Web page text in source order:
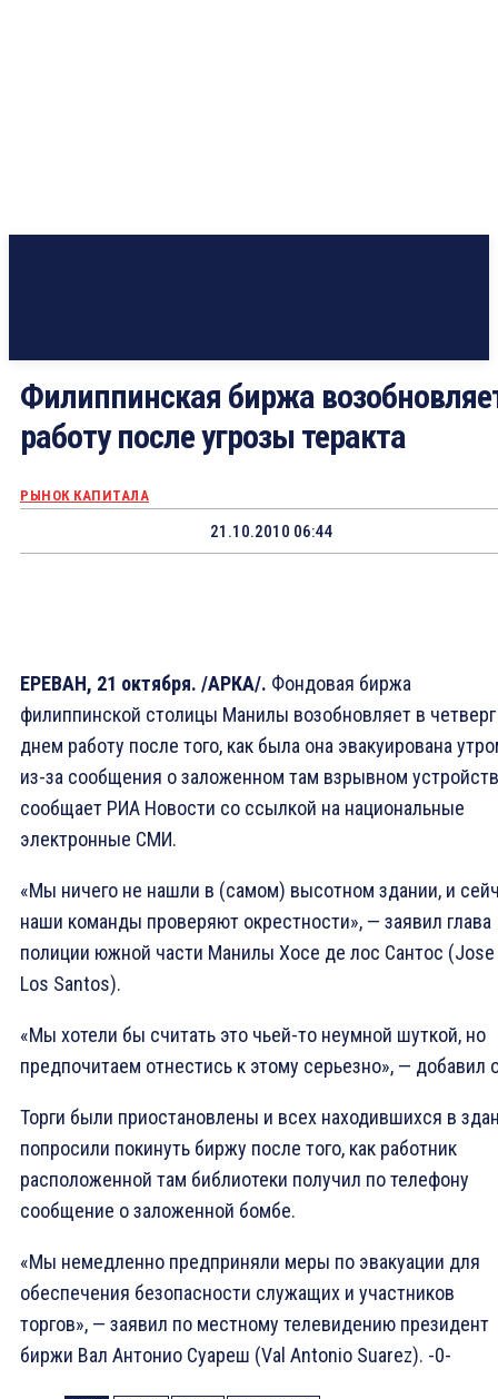
Филиппинская биржа
работу после угрозы теракта
РЫНОК КАПИТАЛА
21.10.2010 06:44
ЕРЕВАН, 21 октября. /АРКА/. Фондовая биржа
филиппинской столицы Манилы возобновляет в четверг
днем работу после того, как была она эвакуирована
из-за сообщения о заложенном там взрывном
сообщает РИА Новости со ссылкой на национальные
электронные СМИ.
«Мы ничего не нашли в (самом) высотном здании, и
наши команды проверяют окрестности», — заявил глава
полиции южной части Манилы Хосе де лос Сантос (Jose
Los Santos).
«Мы хотели бы считать это чьей-то неумной шуткой, но
предпочитаем отнестись к этому серьезно», — добавил
Торги были приостановлены и всех находившихся в
попросили покинуть биржу после того, как работник
расположенной там библиотеки получил по телефону
сообщение о заложенной бомбе.
«Мы немедленно предприняли меры по эвакуации для
обеспечения безопасности служащих и участников
торгов», — заявил по местному телевидению президент
биржи Вал Антонио Суареш (Val Antonio Suarez). -0-